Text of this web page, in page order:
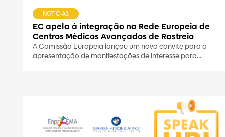
EC apela à integração na Rede Europeia de
Centros Médicos Avançados de Rastreio
NOTÍCIAS
A Comissão Europeia lançou um novo convite para a
apresentação de manifestações de interesse para...